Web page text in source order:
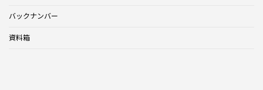
バックナンバー
資料箱